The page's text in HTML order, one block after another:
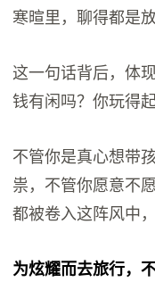
寒暄里，聊得都是
这一句话背后，体
钱有闲吗？你玩得起
不管你是真心想带
祟，不管你愿意不
都被卷入这阵风中
为炫耀而去旅行，